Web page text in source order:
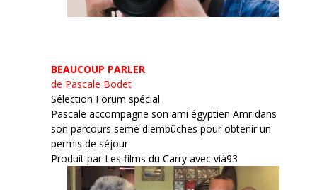
BEAUCOUP PARLER
de Pascale Bodet
Sélection Forum spécial
Pascale accompagne son ami égyptien Amr dans
son parcours semé d'embûches pour obtenir un
permis de séjour.
Produit par Les films du Carry avec vià93